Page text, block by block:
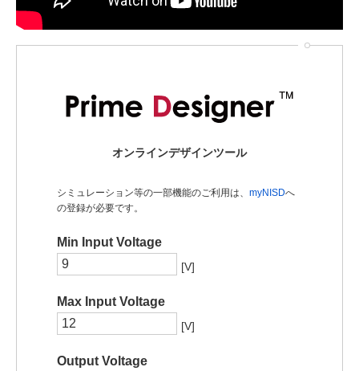
オンラインデザインツール
シミュレーション等の一部機能のご利用は、 myNISDへ
の登録が必要です。
Min Input Voltage
[V]
Max Input Voltage
[V]
Output Voltage